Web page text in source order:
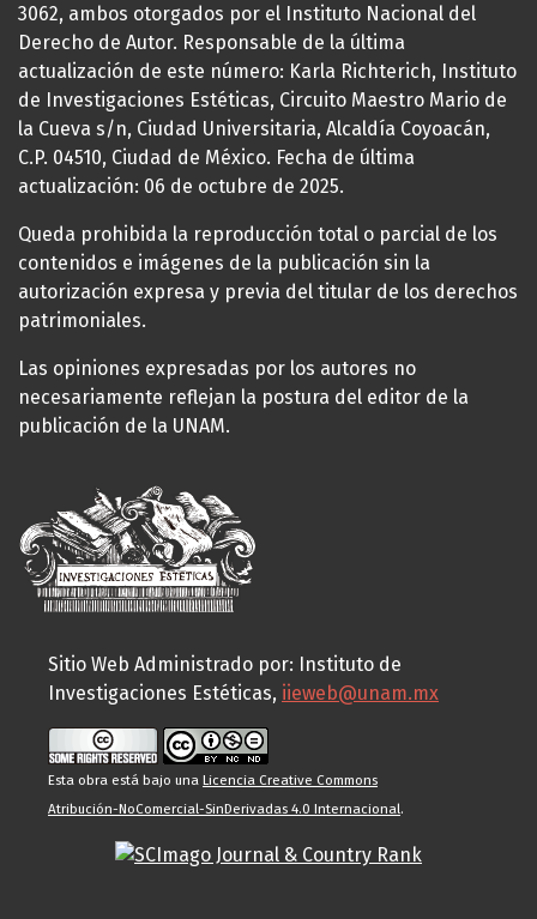
3062, ambos otorgados por el Instituto Nacional del
Derecho de Autor. Responsable de la última
actualización de este número: Karla Richterich, Instituto
de Investigaciones Estéticas, Circuito Maestro Mario de
la Cueva s/n, Ciudad Universitaria, Alcaldía Coyoacán,
C.P. 04510, Ciudad de México. Fecha de última
actualización: 06 de octubre de 2025.
Queda prohibida la reproducción total o parcial de los
contenidos e imágenes de la publicación sin la
autorización expresa y previa del titular de los derechos
patrimoniales.
Las opiniones expresadas por los autores no
necesariamente reflejan la postura del editor de la
publicación de la UNAM.
Sitio Web Administrado por: Instituto de
Investigaciones Estéticas, iieweb@unam.mx
Esta obra está bajo una Licencia Creative Commons
Atribución-NoComercial-SinDerivadas 4.0 Internacional.